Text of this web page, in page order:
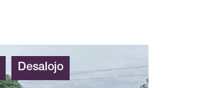
Desalojo